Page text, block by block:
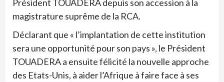
Président TOUADERA depuis son accession à la
magistrature suprême de la RCA.
Déclarant que « l’implantation de cette institution
sera une opportunité pour son pays », le Président
TOUADERA a ensuite félicité la nouvelle approche
des Etats-Unis, à aider l’Afrique à faire face à ses